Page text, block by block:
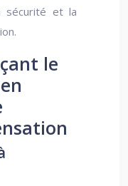
sécurité et la
le